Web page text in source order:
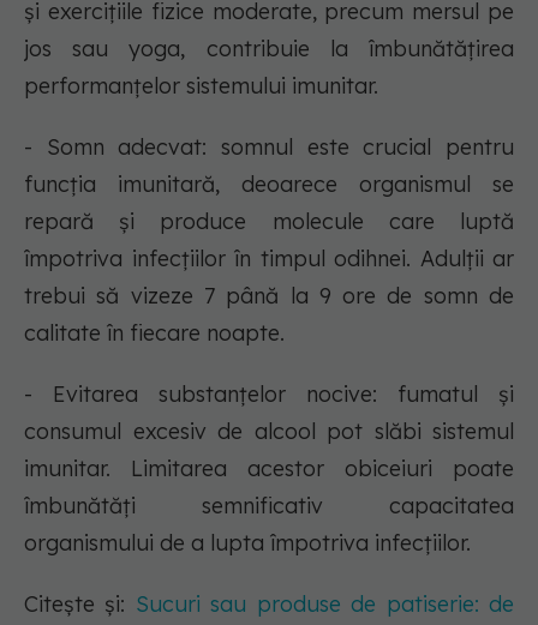
și exercițiile fizice moderate, precum mersul pe
jos sau yoga, contribuie la îmbunătățirea
performanțelor sistemului imunitar.
- Somn adecvat: somnul este crucial pentru
funcția imunitară, deoarece organismul se
repară și produce molecule care luptă
împotriva infecțiilor în timpul odihnei. Adulții ar
trebui să vizeze 7 până la 9 ore de somn de
calitate în fiecare noapte.
- Evitarea substanțelor nocive: fumatul și
consumul excesiv de alcool pot slăbi sistemul
imunitar. Limitarea acestor obiceiuri poate
îmbunătăți semnificativ capacitatea
organismului de a lupta împotriva infecțiilor.
Citește și: Sucuri sau produse de patiserie: de